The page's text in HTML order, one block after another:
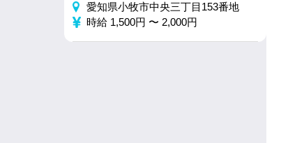
愛知県小牧市中央三丁目153番地
時給 1,500円 〜 2,000円